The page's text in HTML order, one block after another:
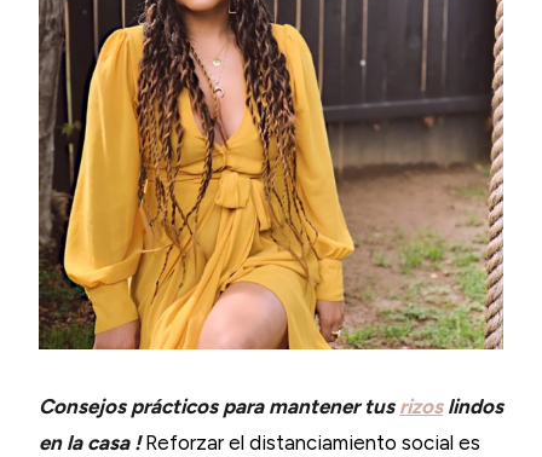
Consejos prácticos para mantener tus rizoslindos
en la casa !Reforzar el distanciamiento social es